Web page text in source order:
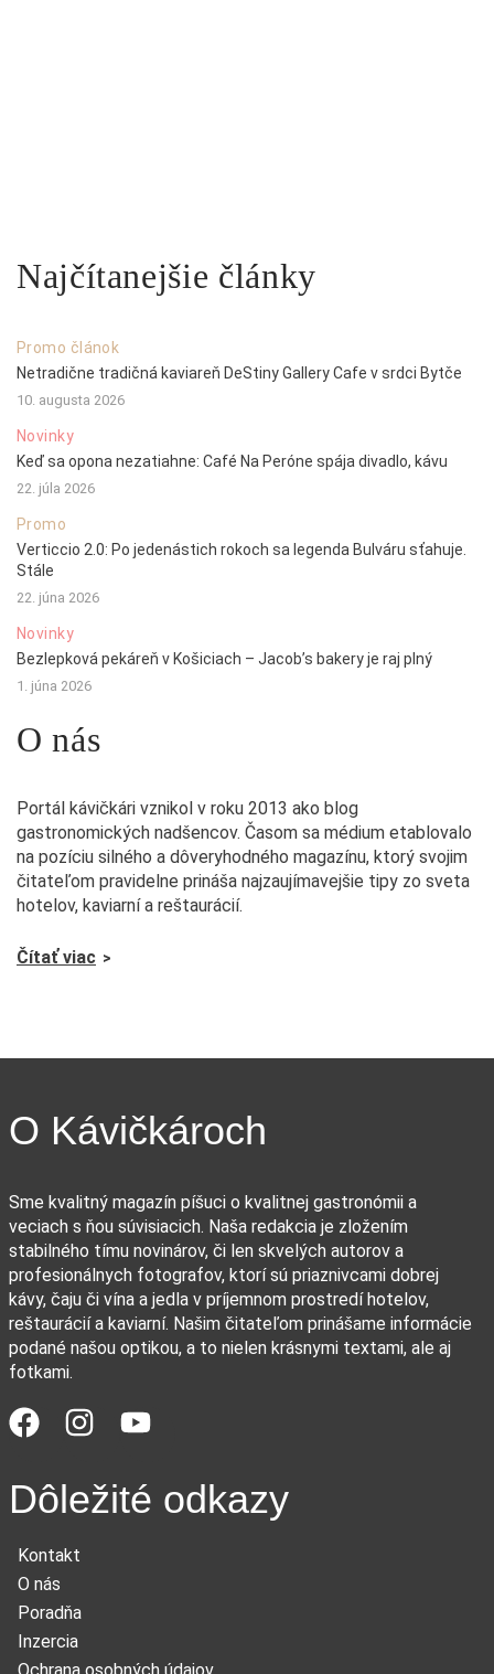
Najčítanejšie články
Promo článok
Netradične tradičná kaviareň DeStiny Gallery Cafe v srdci Bytče
10. augusta 2026
Novinky
Keď sa opona nezatiahne: Café Na Peróne spája divadlo, kávu
22. júla 2026
Promo
Verticcio 2.0: Po jedenástich rokoch sa legenda Bulváru sťahuje.
Stále
22. júna 2026
Novinky
Bezlepková pekáreň v Košiciach – Jacob’s bakery je raj plný
1. júna 2026
O nás
Portál kávičkári vznikol v roku 2013 ako blog
gastronomických nadšencov. Časom sa médium etablovalo
na pozíciu silného a dôveryhodného magazínu, ktorý svojim
čitateľom pravidelne prináša najzaujímavejšie tipy zo sveta
hotelov, kaviarní a reštaurácií.
Čítať viac
O Kávičkároch
Sme kvalitný magazín píšuci o kvalitnej gastronómii a
veciach s ňou súvisiacich. Naša redakcia je zložením
stabilného tímu novinárov, či len skvelých autorov a
profesionálnych fotografov, ktorí sú priaznivcami dobrej
kávy, čaju či vína a jedla v príjemnom prostredí hotelov,
reštaurácií a kaviarní. Našim čitateľom prinášame informácie
podané našou optikou, a to nielen krásnymi textami, ale aj
fotkami.
Dôležité odkazy
Kontakt
O nás
Poradňa
Inzercia